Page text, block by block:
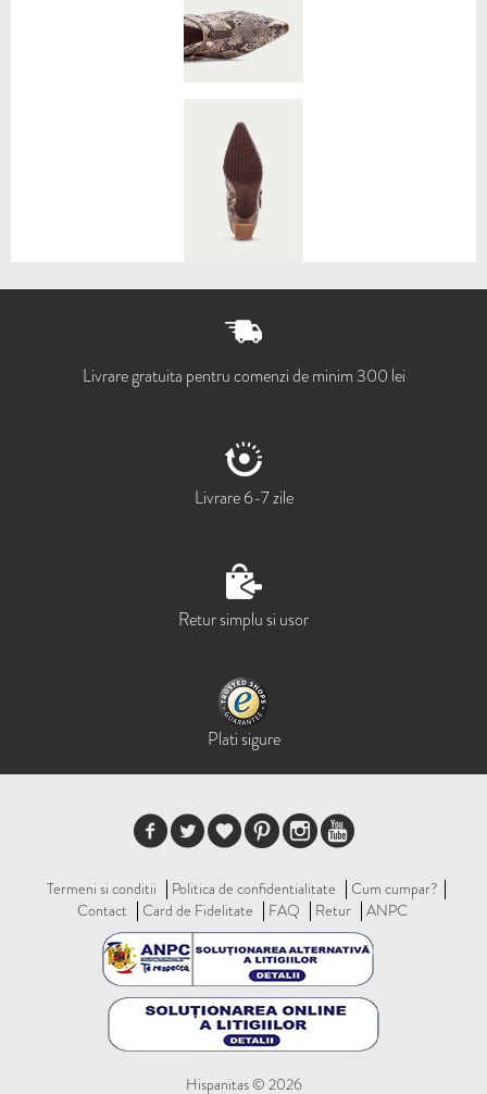
Livrare gratuita pentru comenzi de minim 300 lei
Livrare 6-7 zile
Retur simplu si usor
Plati sigure
Termeni si conditii Politica de confidentialitate
Cum cumpar?
Contact
Card de Fidelitate FAQ Retur ANPC
Hispanitas © 2026